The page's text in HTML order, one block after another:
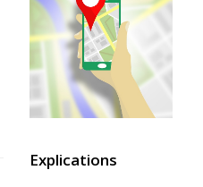
Explications